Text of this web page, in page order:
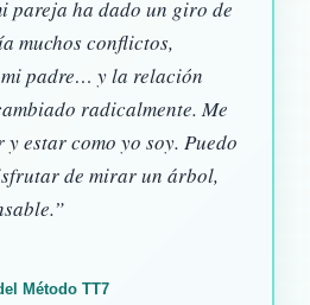
pareja ha dado un giro de
muchos conflictos,
padre… y la relación
radicalmente. Me
estar como yo soy. Puedo
de mirar un árbol,
Método TT7